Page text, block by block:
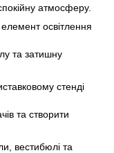
атмосферу.
освітлення
та затишну
стенді
та створити
вестибюлі та